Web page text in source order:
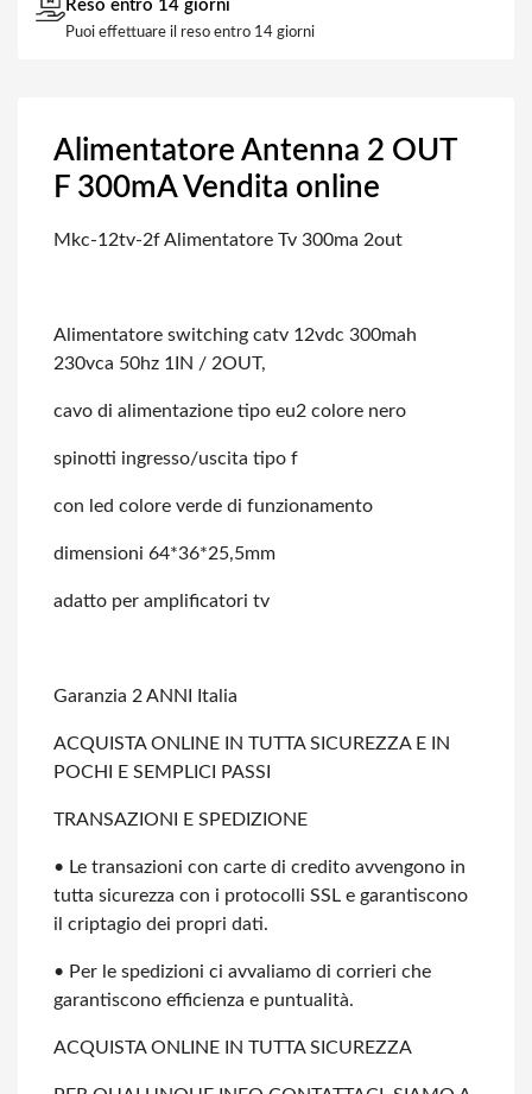
Reso entro 14 giorni
Puoi effettuare il reso entro 14 giorni
Alimentatore Antenna 2 OUT
F 300mA Vendita online
Mkc-12tv-2f Alimentatore Tv 300ma 2out
Alimentatore switching catv 12vdc 300mah
230vca 50hz 1IN / 2OUT,
cavo di alimentazione tipo eu2 colore nero
spinotti ingresso/uscita tipo f
con led colore verde di funzionamento
dimensioni 64*36*25,5mm
adatto per amplificatori tv
Garanzia 2 ANNI Italia
ACQUISTA ONLINE IN TUTTA SICUREZZA E IN
POCHI E SEMPLICI PASSI
TRANSAZIONI E SPEDIZIONE
• Le transazioni con carte di credito avvengono in
tutta sicurezza con i protocolli SSL e garantiscono
il criptagio dei propri dati.
• Per le spedizioni ci avvaliamo di corrieri che
garantiscono efficienza e puntualità.
ACQUISTA ONLINE IN TUTTA SICUREZZA